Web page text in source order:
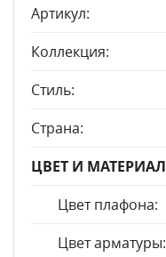
Артикул:
Коллекция:
Стиль:
Страна:
ЦВЕТ И МАТЕРИАЛ
Цвет плафона:
Цвет арматуры: